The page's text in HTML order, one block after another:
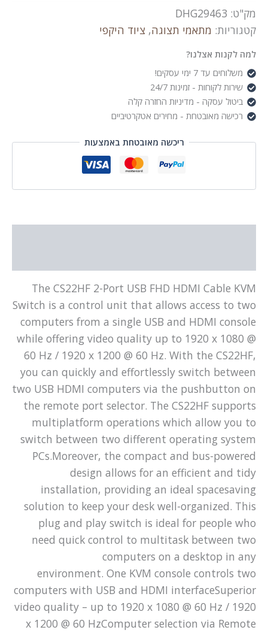
USB
FHD
HDMI
Cable
מק"ט: DHG29463
קטגוריות: מתאמי תצוגה, ציוד היקפי
למה לקנות אצלנו?
משלוחים עד 7 ימי עסקים!
שירות לקוחות - זמינות 24/7
ביטול עסקה - מדיניות החזרה קלה
רכישה מאובטחת - מחירים אטקרטיביים
ריכשה מאובטחת באמצעות
The CS22HF 2-Port USB FHD HDMI Cable KVM
Switch is a control unit that allows access to two
computers from a single USB and HDMI console
while offering video quality up to 1920 x 1080 @
60 Hz / 1920 x 1200 @ 60 Hz. With the CS22HF,
you can quickly and effortlessly switch between
two USB HDMI computers via the pushbutton on
the remote port selector. The CS22HF supports
multiplatform operations which allow you to
switch between two different operating system
PCs.Moreover, the compact and bus-powered
design allows for an efficient and tidy
installation, providing an ideal spacesaving
solution to keep your desk well-organized. This
plug and play switch is ideal for people who
need quick control to multitask between two
computers on a desktop in any
environment. One KVM console controls two
computers with USB and HDMI interfaceSuperior
video quality – up to 1920 x 1080 @ 60 Hz / 1920
x 1200 @ 60 HzComputer selection via Remote